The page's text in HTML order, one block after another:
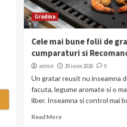
Gradina
Cele mai bune folii de
cumparaturi si
admin 29 iunie 2026 0
Un gratar reusit nu inseamna
facuta, legume aromate si o
liber. Inseamna si control mai
Read More